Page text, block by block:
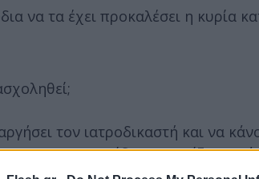
να τα έχει προκαλέσει η κυρία
τον ιατροδικαστή και να
ΜΕΘ στο Παίδων ισχυρίζονται
Ο κύριος Ράικος έδινε